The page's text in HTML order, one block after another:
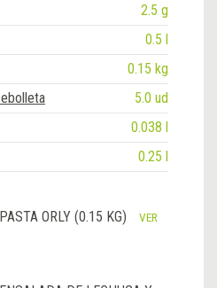
2.5 g
0.5 l
0.15 kg
5.0 ud
0.038 l
0.25 l
ORLY (0.15 KG)
VER